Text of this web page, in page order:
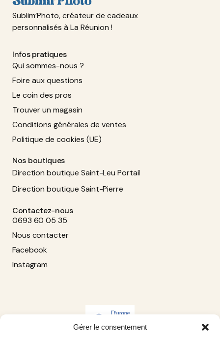
Gérer le consentement
Sublim’Photo, créateur de cadeaux
personnalisés à La Réunion !
Infos pratiques
Qui sommes-nous ?
Foire aux questions
Le coin des pros
Trouver un magasin
Conditions générales de ventes
Politique de cookies (UE)
Nos boutiques
Direction boutique Saint-Leu Portail
Direction boutique Saint-Pierre
Contactez-nous
0693 60 05 35
Nous contacter
Facebook
Instagram